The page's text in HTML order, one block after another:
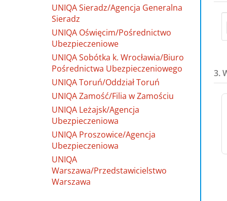
UNIQA Sieradz/Agencja Generalna
Sieradz
UNIQA Oświęcim/Pośrednictwo
Ubezpieczeniowe
UNIQA Sobótka k. Wrocławia/Biuro
Pośrednictwa Ubezpieczeniowego
UNIQA Toruń/Oddział Toruń
UNIQA Zamość/Filia w Zamościu
UNIQA Leżajsk/Agencja
Ubezpieczeniowa
UNIQA Proszowice/Agencja
Ubezpieczeniowa
UNIQA
Warszawa/Przedstawicielstwo
Warszawa
3.